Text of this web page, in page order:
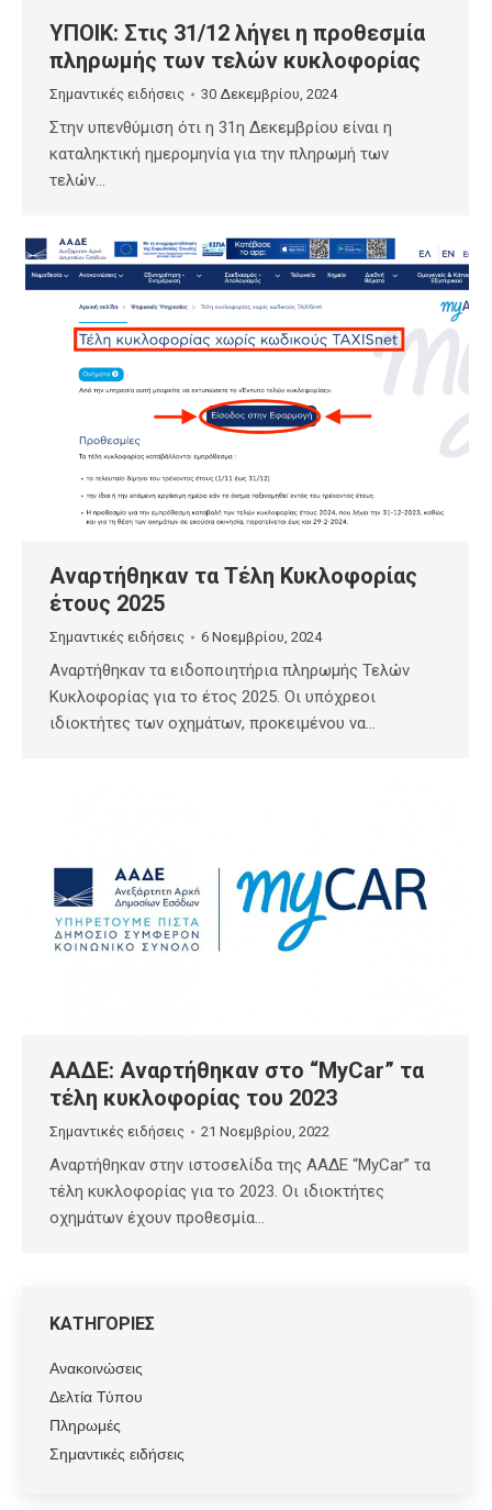
ΥΠΟΙΚ: Στις 31/12 λήγει η προθεσμία
πληρωμής των τελών κυκλοφορίας
Σημαντικές ειδήσεις 30 Δεκεμβρίου, 2024
Στην υπενθύμιση ότι η 31η Δεκεμβρίου είναι η
καταληκτική ημερομηνία για την πληρωμή των
τελών…
Αναρτήθηκαν τα Τέλη Κυκλοφορίας
έτους 2025
Σημαντικές ειδήσεις 6 Νοεμβρίου, 2024
Αναρτήθηκαν τα ειδοποιητήρια πληρωμής Τελών
Κυκλοφορίας για το έτος 2025. Οι υπόχρεοι
ιδιοκτήτες των οχημάτων, προκειμένου να…
ΑΑΔΕ: Αναρτήθηκαν στο “MyCar” τα
τέλη κυκλοφορίας του 2023
Σημαντικές ειδήσεις 21 Νοεμβρίου, 2022
Αναρτήθηκαν στην ιστοσελίδα της ΑΑΔΕ “MyCar” τα
τέλη κυκλοφορίας για το 2023. Οι ιδιοκτήτες
οχημάτων έχουν προθεσμία…
ΚΑΤΗΓΟΡΙΕΣ
Ανακοινώσεις
Δελτία Τύπου
Πληρωμές
Σημαντικές ειδήσεις